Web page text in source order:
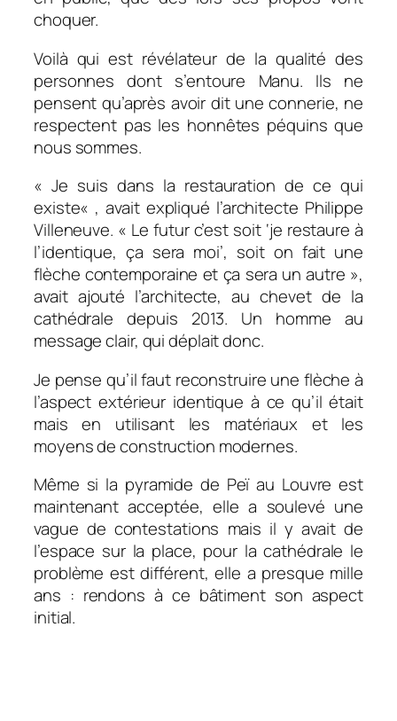
choquer.
Voilà qui est révélateur de la qualité des
personnes dont s’entoure Manu. Ils ne
pensent qu’après avoir dit une connerie, ne
respectent pas les honnêtes péquins que
nous sommes.
«Je suis dans la restauration de ce qui
existe« , avait expliqué l’architecte Philippe
Villeneuve. « Le futur c’est soit ‘je restaure à
l’identique, ça sera moi’, soit on fait une
flèche contemporaine et ça sera un autre »,
avait ajouté l’architecte, au chevet de la
cathédrale depuis 2013. Un homme au
message clair, qui déplait donc.
Je pense qu’il faut reconstruire une flèche à
l’aspect extérieur identique à ce qu’il était
mais en utilisant les matériaux et les
moyens de construction modernes.
Même si la pyramide de Peï au Louvre est
maintenant acceptée, elle a soulevé une
vague de contestations mais il y avait de
l’espace sur la place, pour la cathédrale le
problème est différent, elle a presque mille
ans : rendons à ce bâtiment son aspect
initial.